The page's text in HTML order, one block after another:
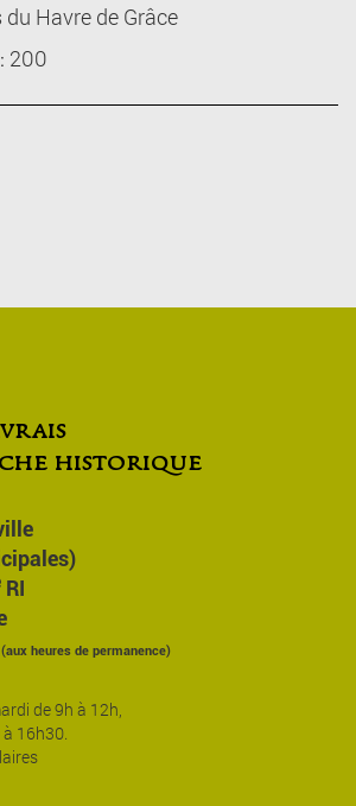
du Havre de Grâce
200
historique
RI
(aux heures de permanence)
de 9h à 12h,
16h30.